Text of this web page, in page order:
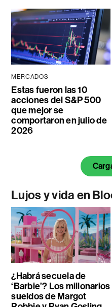
MERCADOS
Estas fueron las 10
acciones del S&P 500
que mejor se
comportaron en julio de
2026
Lujos y vida en
¿Habrá secuela de
‘Barbie’? Los millonarios
sueldos de Margot